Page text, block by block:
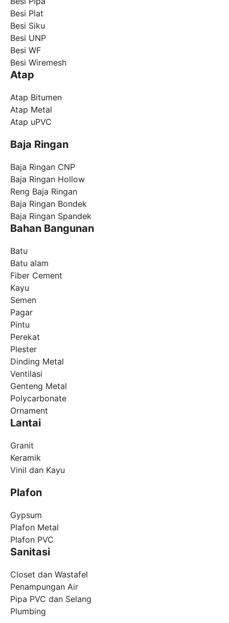
Besi Plat
Besi Siku
Besi UNP
Besi WF
Besi Wiremesh
Atap
Atap Bitumen
Atap Metal
Atap uPVC
Baja Ringan
Baja Ringan CNP
Baja Ringan Hollow
Reng Baja Ringan
Baja Ringan Bondek
Baja Ringan Spandek
Bahan Bangunan
Batu
Batu alam
Fiber Cement
Kayu
Semen
Pagar
Pintu
Perekat
Plester
Dinding Metal
Ventilasi
Genteng Metal
Polycarbonate
Ornament
Lantai
Granit
Keramik
Vinil dan Kayu
Plafon
Gypsum
Plafon Metal
Plafon PVC
Sanitasi
Closet dan Wastafel
Penampungan Air
Pipa PVC dan Selang
Plumbing